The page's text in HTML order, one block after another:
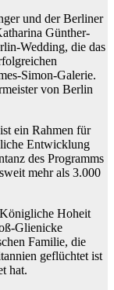
und der Berliner
Günther-
Wedding, die das
Simon-Galerie.
von Berlin
ein Rahmen für
Entwicklung
des Programms
mehr als 3.000
Hoheit
Glienicke
Familie, die
geflüchtet ist
hat.